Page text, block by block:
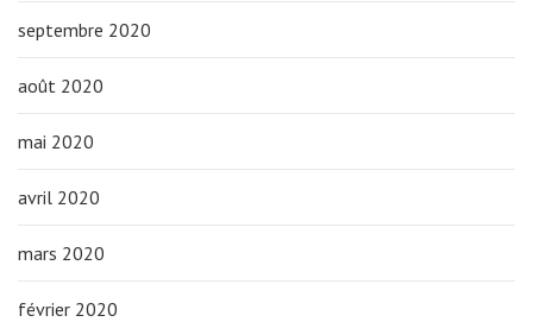
septembre 2020
août 2020
mai 2020
avril 2020
mars 2020
février 2020